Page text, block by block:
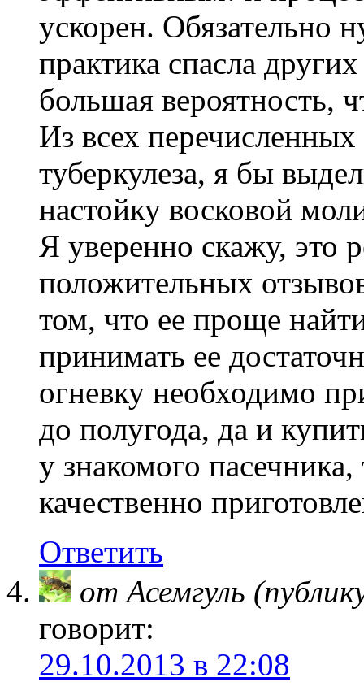
ускорен. Обязательно
практика спасла
большая вероятность,
Из всех
туберкулеза, я бы
настойку восковой
Я уверенно скажу, это
положительных
том, что ее проще
принимать ее
огневку необходимо
до полугода, да и
у знакомого
качественно
Ответить
от Асемгуль
говорит:
29.10.2013 в 22:08